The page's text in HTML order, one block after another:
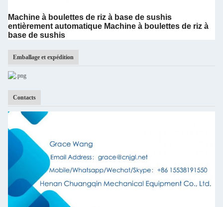
Machine à boulettes de riz à base de sushis
entièrement automatique Machine à boulettes de riz à
base de sushis
Emballage et expédition
Contacts